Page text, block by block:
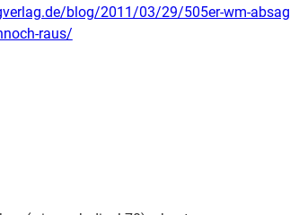
blog/2011/03/29/505er-wm-
raus/